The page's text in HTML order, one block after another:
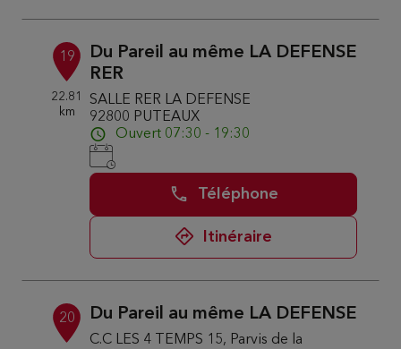
19
22.81
km
Du Pareil au même LA DEFENSE
RER
SALLE RER LA DEFENSE
92800 PUTEAUX
Ouvert 07:30 - 19:30
Téléphone
Itinéraire
20 Du Pareil au même LA DEFENSE
C.C LES 4 TEMPS 15, Parvis de la